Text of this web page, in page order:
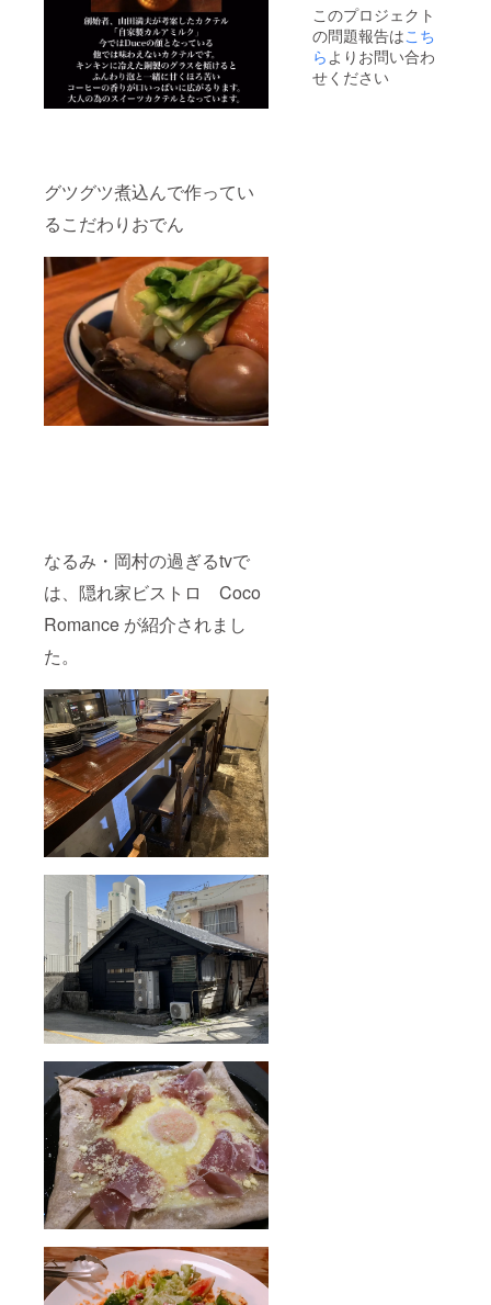
グツグツ煮込んで作ってい
るこだわりおでん
なるみ・岡村の過ぎるtvで
は、隠れ家ビストロ Coco
Romance が紹介されまし
た。
よう
に、ど
うぞお
気を付
けくだ
す^ ^
【ご注
意】 リ
ターン
はご登
このプロジェクト
の問題報告はこち
ら よりお問い合わ
せください